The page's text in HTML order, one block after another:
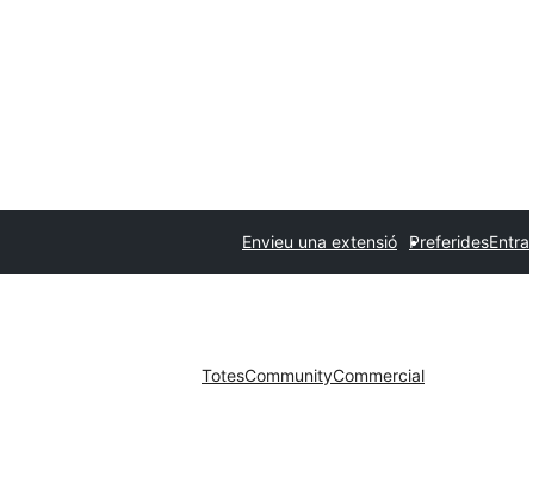
Envieu una extensió PreferidesEntra
TotesCommunityCommercial